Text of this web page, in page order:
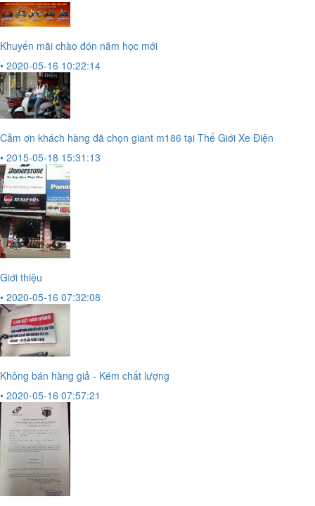
Khuyến mãi chào đón năm học mới
• 2020-05-16 10:22:14
Cảm ơn khách hàng đã chọn giant m186 tại Thế Giới Xe Điện
• 2015-05-18 15:31:13
Giới thiệu
• 2020-05-16 07:32:08
Không bán hàng giả - Kém chất lượng
• 2020-05-16 07:57:21